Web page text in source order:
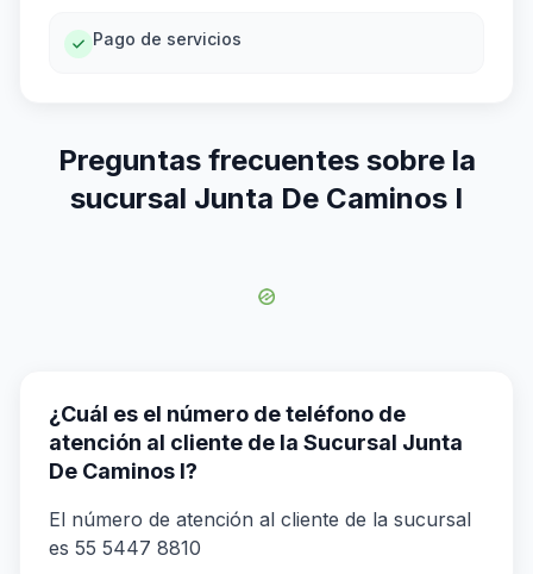
Pago de servicios
Preguntas frecuentes sobre la
sucursal Junta De Caminos I
¿Cuál es el número de teléfono de
atención al cliente de la Sucursal Junta
De Caminos I?
El número de atención al cliente de la sucursal
es 55 5447 8810